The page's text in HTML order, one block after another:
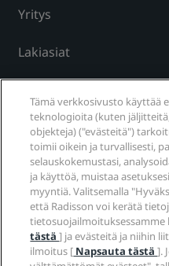
Yritys
Lakiasiat
Sosiaalinen media
Radisson Hotels -brändit
tiktokinstagram
youtubefacebook
whatsapp
Tämä verkkosivusto käyttää
teknologioita (kuten
objekteja) ("evästeitä")
toimii oikein ja turvallisesti,
selauskokemustasi,
ja käyttöä, muistaa
myyntiä. Valitsemalla
että Radisson voi kerätä
tietosuojailmoituksessamme
tästä] ja evästeitä ja niihin
ilmoitus [ Napsauta tästä].